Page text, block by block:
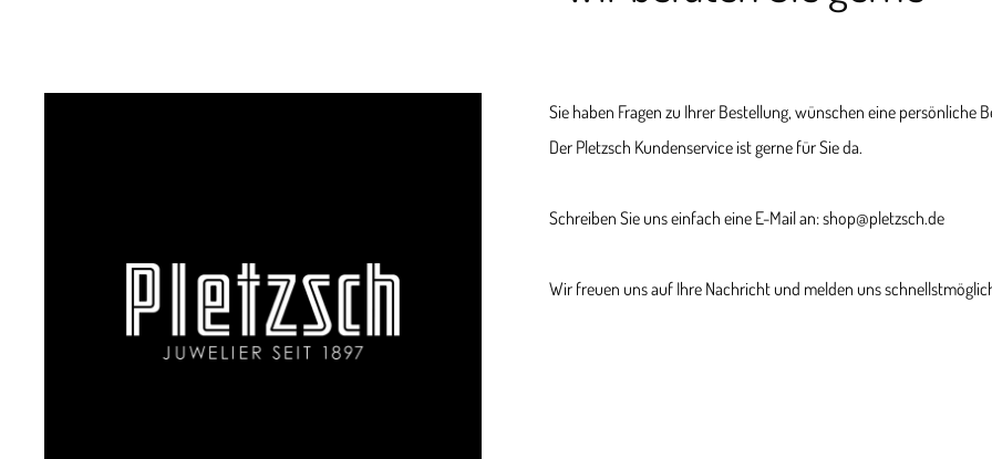
Sie haben Fragen zu Ihrer Bestellung, wünschen eine persönliche
Der Pletzsch Kundenservice ist gerne für Sie da.
Schreiben Sie uns einfach eine E-Mail an: shop@pletzsch.de
Wir freuen uns auf Ihre Nachricht und melden uns